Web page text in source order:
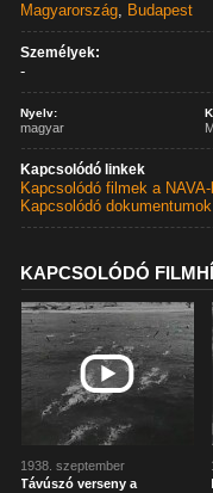
Magyarország, Budapest
Személyek:
-
Nyelv:
magyar
Kapcsolódó linkek
Kapcsolódó filmek a NAVA-
Kapcsolódó
KAPCSOLÓDÓ
1938. szeptember
Távúszó verseny a